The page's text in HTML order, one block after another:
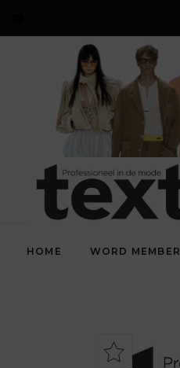
HOME WORD MEMBER